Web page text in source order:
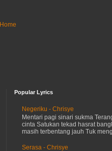
Home
Popular Lyrics
Negeriku - Chrisye
Mentari pagi sinari sukma
cinta Satukan tekad hasrat
masih terbentang jauh Tuk
Serasa - Chrisye